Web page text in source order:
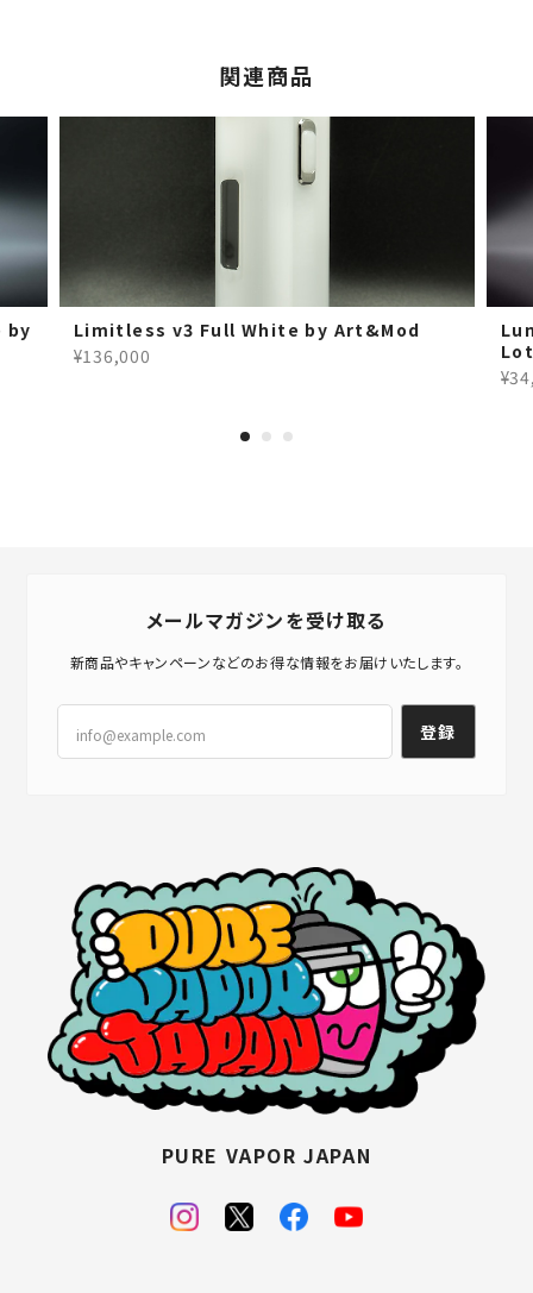
関連商品
by
Limitless v3 Full White by Art&Mod
¥136,000
メールマガジンを受け取る
新商品やキャンペーンなどのお得な情報をお届けいたします。
登録
PURE VAPOR JAPAN